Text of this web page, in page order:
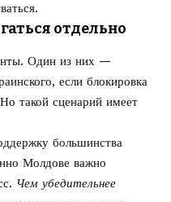
отдельно
Один из них —
если блокировка
такой сценарий имеет
большинства
Молдове важно
Чем убедительнее